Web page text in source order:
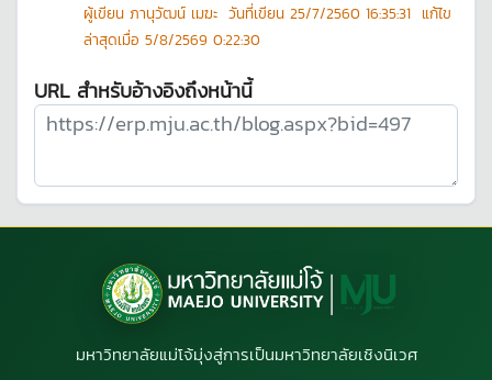
ผู้เขียน ภานุวัฒน์ เมฆะ วันที่เขียน 25/7/2560 16:35:31 แก้ไข
ล่าสุดเมื่อ 5/8/2569 0:22:30
URL สำหรับอ้างอิงถึงหน้านี้
มหาวิทยาลัยแม่โจ้มุ่งสู่การเป็นมหาวิทยาลัยเชิงนิเวศ